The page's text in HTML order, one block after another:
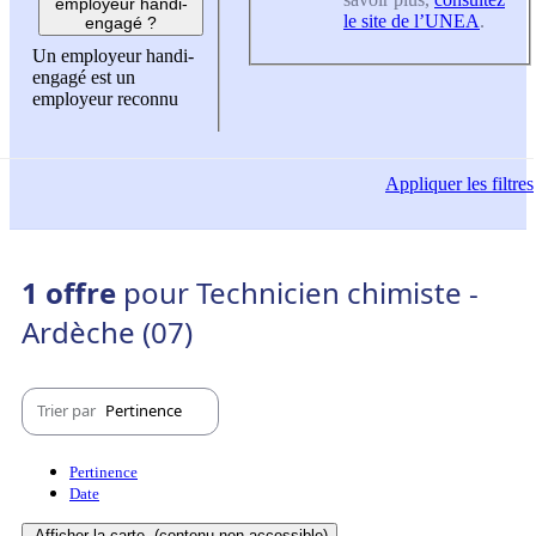
employeur handi-
engagé ?
Un employeur handi-
engagé est un
employeur reconnu
le site de l’UNEA.
Appliquerles filtres
1 offre pour Technicien chimiste -
Ardèche (07)
Trier par Pertinence
Pertinence
Date